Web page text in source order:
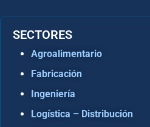
SECTORES
Agroalimentario
Fabricación
Ingeniería
Logística – Distribución